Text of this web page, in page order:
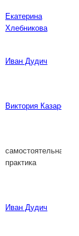
Екатерина
Хлебникова
Иван Дудич
Виктория Казарова
самостоятельная
практика
Иван Дудич